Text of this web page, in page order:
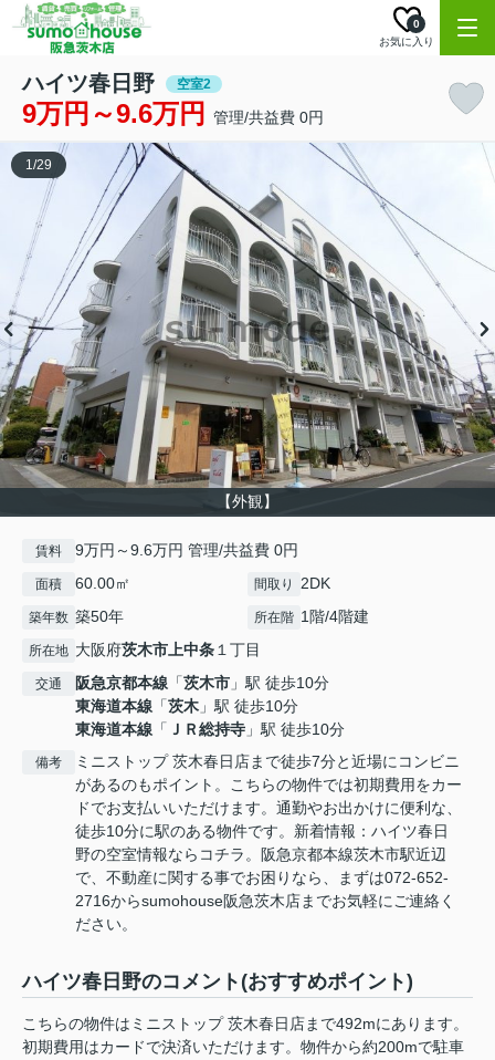
お気に入り
0
ハイツ春日野 空室2
9万円～9.6万円 管理/共益費 0円
【外観】
1/29
賃料 9万円～9.6万円 管理/共益費 0円
面積 60.00㎡ 間取り 2DK
築年数 築50年 所在階 1階/4階建
所在地 大阪府茨木市上中条１丁目
交通 阪急京都本線 「茨木市 」駅 徒歩10分
東海道本線 「茨木 」駅 徒歩10分
東海道本線 「 ＪＲ総持寺 」駅 徒歩10分
備考
ミニストップ 茨木春日店まで徒歩7分と近場にコンビニ
があるのもポイント。こちらの物件では初期費用をカー
ドでお支払いいただけます。通勤やお出かけに便利な、
徒歩10分に駅のある物件です。新着情報：ハイツ春日
野の空室情報ならコチラ。阪急京都本線茨木市駅近辺
で、不動産に関する事でお困りなら、まずは072-652-
2716からsumohouse阪急茨木店までお気軽にご連絡く
ださい。
ハイツ春日野のコメント(おすすめポイント)
こちらの物件はミニストップ 茨木春日店まで492mにあります。
初期費用はカードで決済いただけます。物件から約200mで駐車